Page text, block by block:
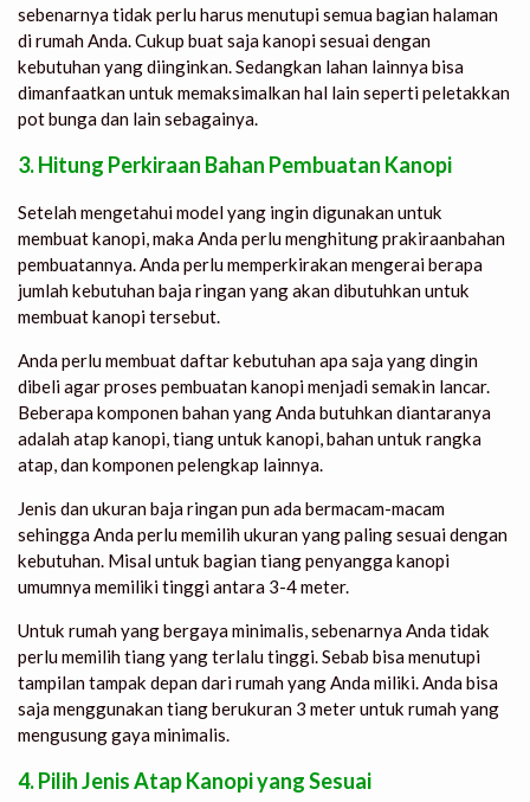
sebenarnya tidak perlu harus menutupi semua bagian halaman
di rumah Anda. Cukup buat saja kanopi sesuai dengan
kebutuhan yang diinginkan. Sedangkan lahan lainnya bisa
dimanfaatkan untuk memaksimalkan hal lain seperti peletakkan
pot bunga dan lain sebagainya.
3. Hitung Perkiraan Bahan Pembuatan Kanopi
Setelah mengetahui model yang ingin digunakan untuk
membuat kanopi, maka Anda perlu menghitung prakiraanbahan
pembuatannya. Anda perlu memperkirakan mengerai berapa
jumlah kebutuhan baja ringan yang akan dibutuhkan untuk
membuat kanopi tersebut.
Anda perlu membuat daftar kebutuhan apa saja yang dingin
dibeli agar proses pembuatan kanopi menjadi semakin lancar.
Beberapa komponen bahan yang Anda butuhkan diantaranya
adalah atap kanopi, tiang untuk kanopi, bahan untuk rangka
atap, dan komponen pelengkap lainnya.
Jenis dan ukuran baja ringan pun ada bermacam-macam
sehingga Anda perlu memilih ukuran yang paling sesuai dengan
kebutuhan. Misal untuk bagian tiang penyangga kanopi
umumnya memiliki tinggi antara 3-4 meter.
Untuk rumah yang bergaya minimalis, sebenarnya Anda tidak
perlu memilih tiang yang terlalu tinggi. Sebab bisa menutupi
tampilan tampak depan dari rumah yang Anda miliki. Anda bisa
saja menggunakan tiang berukuran 3 meter untuk rumah yang
mengusung gaya minimalis.
4. Pilih Jenis Atap Kanopi yang Sesuai